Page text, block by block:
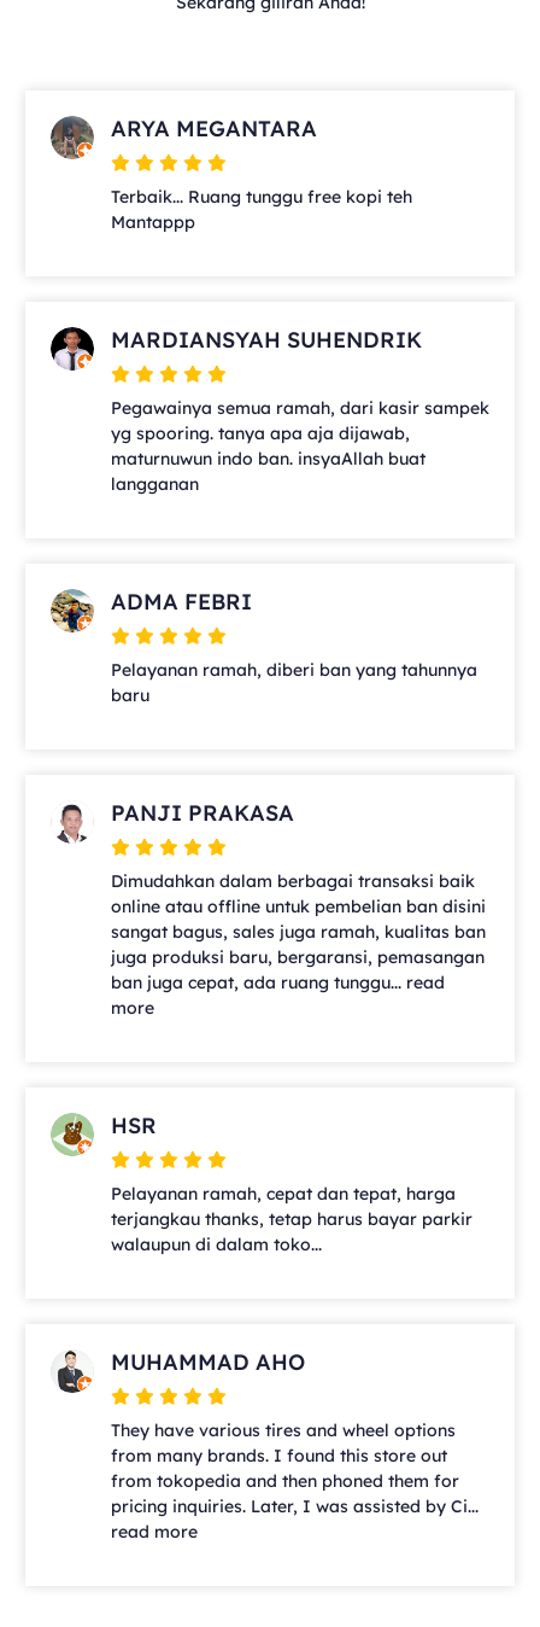
ARYA MEGANTARA
Terbaik... Ruang tunggu free kopi teh
Mantappp
MARDIANSYAH SUHENDRIK
Pegawainya semua ramah, dari kasir sampek
yg spooring. tanya apa aja dijawab,
maturnuwun indo ban. insyaAllah buat
langganan
ADMA FEBRI
Pelayanan ramah, diberi ban yang tahunnya
baru
PANJI PRAKASA
Dimudahkan dalam berbagai transaksi baik
online atau offline untuk pembelian ban disini
sangat bagus, sales juga ramah, kualitas ban
juga produksi baru, bergaransi, pemasangan
ban juga cepat, ada ruang tunggu... read
more
HSR
Pelayanan ramah, cepat dan tepat, harga
terjangkau thanks, tetap harus bayar parkir
walaupun di dalam toko...
MUHAMMAD AHO
They have various tires and wheel options
from many brands. I found this store out
from tokopedia and then phoned them for
pricing inquiries. Later, I was assisted by Ci...
read more